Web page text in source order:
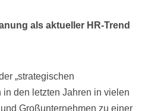
als aktueller HR-Trend
„strategischen
in den letzten Jahren in vielen
Großunternehmen zu einer